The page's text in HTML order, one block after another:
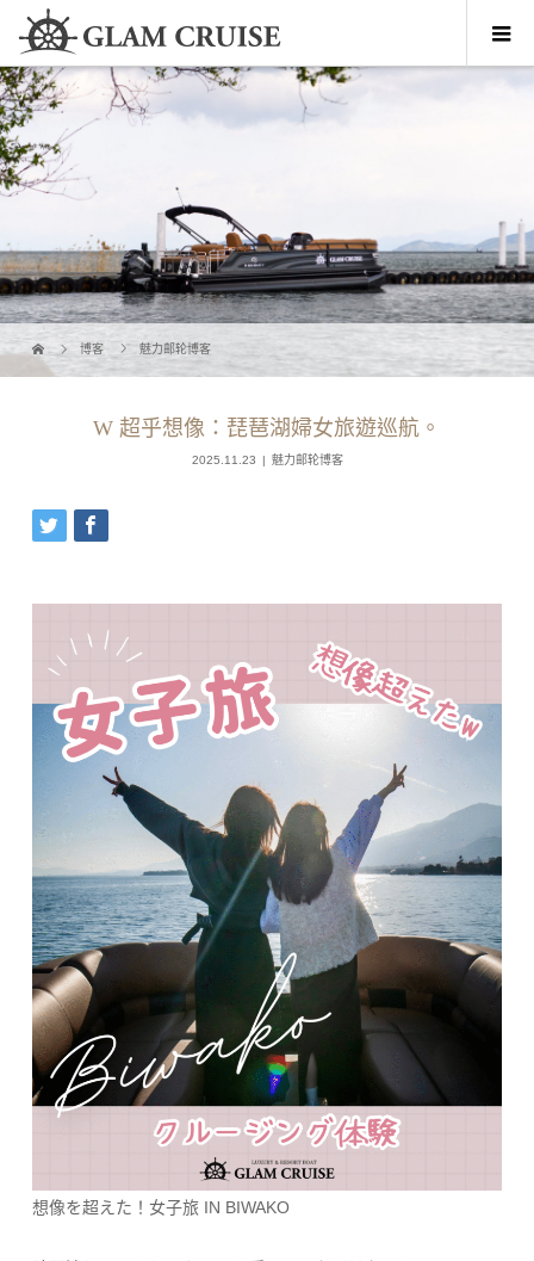
博客 魅力邮轮博客
W 超乎想像：琵琶湖婦女旅遊巡航。
2025.11.23 魅力邮轮博客
想像を超えた！女子旅 IN BIWAKO